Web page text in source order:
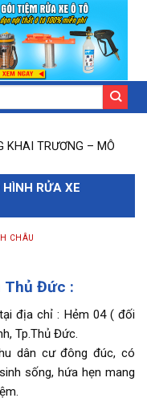
KHAI TRƯƠNG – MÔ
RỬA XE
CHÂU
Thủ Đức :
tại địa chỉ : Hẻm 04 ( đối
Tp.Thủ Đức.
dân cư đông đúc, có
sống, hứa hẹn mang